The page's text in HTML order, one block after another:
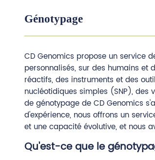
Génotypage
CD Genomics propose un service
personnalisés, sur des humains et
réactifs, des instruments et des
nucléotidiques simples (SNP), des
de génotypage de CD Genomics
d'expérience, nous offrons un
et une capacité évolutive, et nous
Qu'est-ce que le